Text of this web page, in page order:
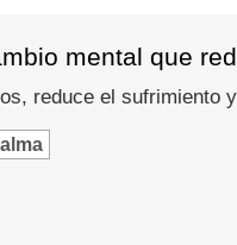
mental que
reduce el sufrimiento